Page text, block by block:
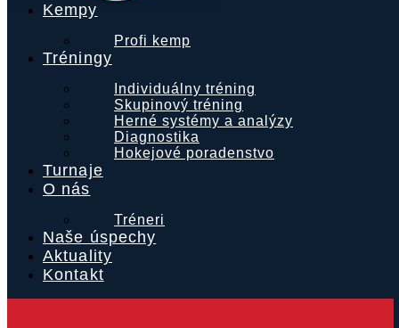
Kempy
Profi kemp
Tréningy
Individuálny tréning
Skupinový tréning
Herné systémy a analýzy
Diagnostika
Hokejové poradenstvo
Turnaje
O nás
Tréneri
Naše úspechy
Aktuality
Kontakt